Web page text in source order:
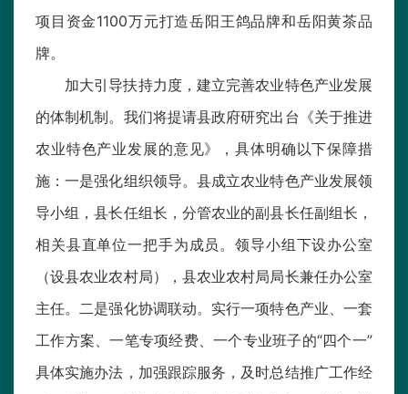
项目资金1100万元打造岳阳王鸽品牌和岳阳黄茶品
牌。
加大引导扶持力度，建立完善农业特色产业发展
的体制机制。我们将提请县政府研究出台《关于推进
农业特色产业发展的意见》，具体明确以下保障措
施：一是强化组织领导。县成立农业特色产业发展领
导小组，县长任组长，分管农业的副县长任副组长，
相关县直单位一把手为成员。领导小组下设办公室
（设县农业农村局），县农业农村局局长兼任办公室
主任。二是强化协调联动。实行一项特色产业、一套
工作方案、一笔专项经费、一个专业班子的“四个一”
具体实施办法，加强跟踪服务，及时总结推广工作经